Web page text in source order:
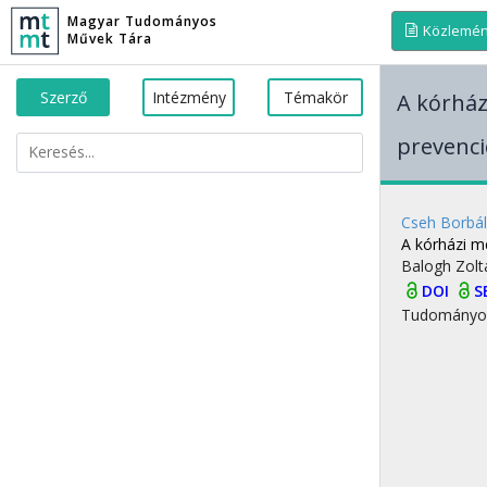
Magyar Tudományos
Művek Tára
Szerző Intézmény Témakör
A
Cseh
A kórházi
Balogh
DOI